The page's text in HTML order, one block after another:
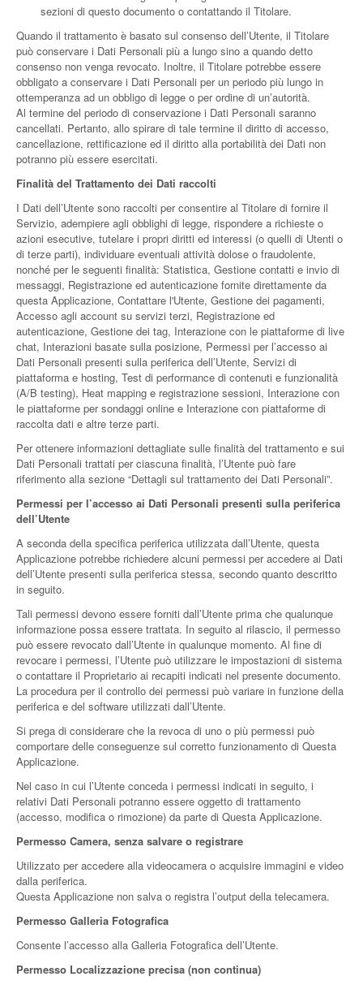
sezioni di questo documento o contattando il Titolare.
Quando il trattamento è basato sul consenso dell’Utente, il Titolare
può conservare i Dati Personali più a lungo sino a quando detto
consenso non venga revocato. Inoltre, il Titolare potrebbe essere
obbligato a conservare i Dati Personali per un periodo più lungo in
ottemperanza ad un obbligo di legge o per ordine di un’autorità.
Al termine del periodo di conservazione i Dati Personali saranno
cancellati. Pertanto, allo spirare di tale termine il diritto di accesso,
cancellazione, rettificazione ed il diritto alla portabilità dei Dati non
potranno più essere esercitati.
Finalità del Trattamento dei Dati raccolti
I Dati dell’Utente sono raccolti per consentire al Titolare di fornire il
Servizio, adempiere agli obblighi di legge, rispondere a richieste o
azioni esecutive, tutelare i propri diritti ed interessi (o quelli di Utenti o
di terze parti), individuare eventuali attività dolose o fraudolente,
nonché per le seguenti finalità: Statistica, Gestione contatti e invio di
messaggi, Registrazione ed autenticazione fornite direttamente da
questa Applicazione, Contattare l'Utente, Gestione dei pagamenti,
Accesso agli account su servizi terzi, Registrazione ed
autenticazione, Gestione dei tag, Interazione con le piattaforme di live
chat, Interazioni basate sulla posizione, Permessi per l’accesso ai
Dati Personali presenti sulla periferica dell’Utente, Servizi di
piattaforma e hosting, Test di performance di contenuti e funzionalità
(A/B testing), Heat mapping e registrazione sessioni, Interazione con
le piattaforme per sondaggi online e Interazione con piattaforme di
raccolta dati e altre terze parti.
Per ottenere informazioni dettagliate sulle finalità del trattamento e sui
Dati Personali trattati per ciascuna finalità, l’Utente può fare
riferimento alla sezione “Dettagli sul trattamento dei Dati Personali”.
Permessi per l’accesso ai Dati Personali presenti sulla periferica
dell’Utente
A seconda della specifica periferica utilizzata dall’Utente, questa
Applicazione potrebbe richiedere alcuni permessi per accedere ai Dati
dell’Utente presenti sulla periferica stessa, secondo quanto descritto
in seguito.
Tali permessi devono essere forniti dall’Utente prima che qualunque
informazione possa essere trattata. In seguito al rilascio, il permesso
può essere revocato dall’Utente in qualunque momento. Al fine di
revocare i permessi, l’Utente può utilizzare le impostazioni di sistema
o contattare il Proprietario ai recapiti indicati nel presente documento.
La procedura per il controllo dei permessi può variare in funzione della
periferica e del software utilizzati dall’Utente.
Si prega di considerare che la revoca di uno o più permessi può
comportare delle conseguenze sul corretto funzionamento di Questa
Applicazione.
Nel caso in cui l’Utente conceda i permessi indicati in seguito, i
relativi Dati Personali potranno essere oggetto di trattamento
(accesso, modifica o rimozione) da parte di Questa Applicazione.
Permesso Camera, senza salvare o registrare
Utilizzato per accedere alla videocamera o acquisire immagini e video
dalla periferica.
Questa Applicazione non salva o registra l’output della telecamera.
Permesso Galleria Fotografica
Consente l’accesso alla Galleria Fotografica dell’Utente.
Permesso Localizzazione precisa (non continua)